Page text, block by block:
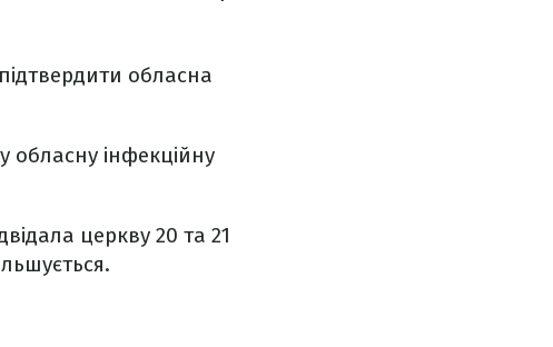
обласна
обласну інфекційну
церкву 20 та 21